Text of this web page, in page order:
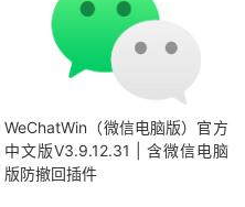
WeChatWin（微信电脑版）官方
中文版V3.9.12.31 | 含微信电脑
版防撤回插件